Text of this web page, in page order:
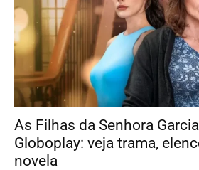
As Filhas da Senhora
Globoplay: veja trama,
novela